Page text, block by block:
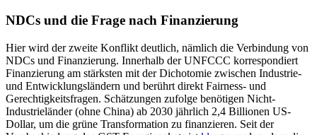
NDCs und die Frage nach Finanzierung
Hier wird der zweite Konflikt deutlich, nämlich die Verbindung von
NDCs und Finanzierung. Innerhalb der UNFCCC korrespondiert
Finanzierung am stärksten mit der Dicho­tomie zwischen Industrie-
und Entwicklungsländern und berührt direkt Fairness- und
Gerechtigkeitsfragen. Schätzungen zufolge benötigen Nicht-
Industrieländer (ohne China) ab 2030 jähr­lich 2,4 Billionen US-
Dollar, um die grüne Transforma­tion zu finanzieren. Seit der